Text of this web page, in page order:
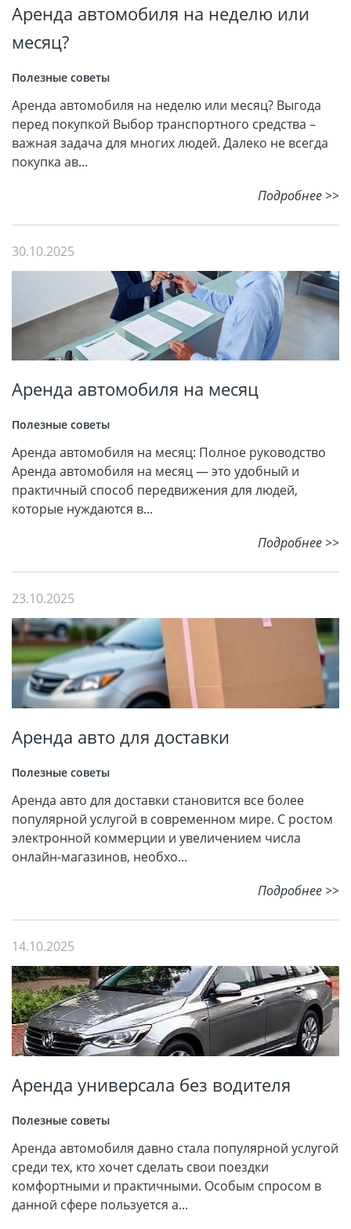
Аренда автомобиля на неделю или
месяц?
Полезные советы
Аренда автомобиля на неделю или месяц? Выгода
перед покупкой Выбор транспортного средства –
важная задача для многих людей. Далеко не всегда
покупка ав...
Подробнее >>
30.10.2025
Аренда автомобиля на месяц
Полезные советы
Аренда автомобиля на месяц: Полное руководство
Аренда автомобиля на месяц — это удобный и
практичный способ передвижения для людей,
которые нуждаются в...
Подробнее >>
23.10.2025
Аренда авто для доставки
Полезные советы
Аренда авто для доставки становится все более
популярной услугой в современном мире. С ростом
электронной коммерции и увеличением числа
онлайн-магазинов, необхо...
Подробнее >>
14.10.2025
Аренда универсала без водителя
Полезные советы
Аренда автомобиля давно стала популярной услугой
среди тех, кто хочет сделать свои поездки
комфортными и практичными. Особым спросом в
данной сфере пользуется а...